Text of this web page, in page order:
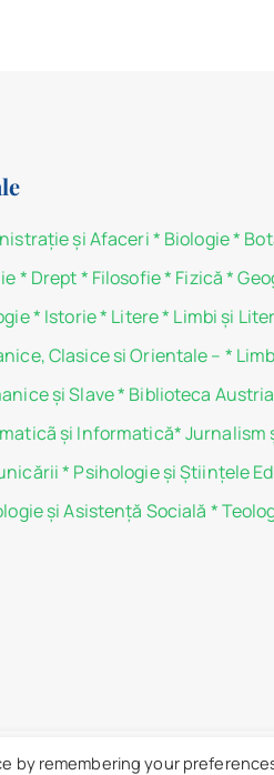
şi Afaceri* Biologie*
* Drept* Filosofie* Fizică*
* Istorie* Litere* Limbi și
Clasice si Orientale – *
şi Slave* Biblioteca Austria
și Informatică*Jurnalism
* Psihologie şi Ştiinţele
şi Asistenţă Socială *
by remembering your